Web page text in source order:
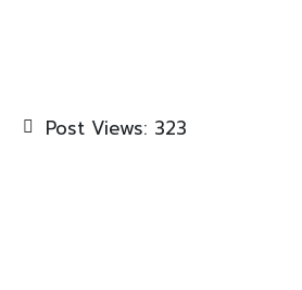
Post Views: 323